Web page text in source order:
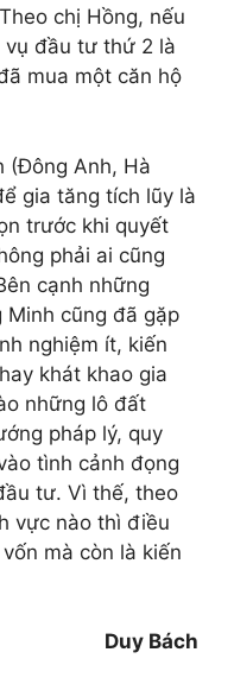
chị Hồng, nếu
vụ đầu tư thứ 2 là
mua một căn hộ
(Đông Anh, Hà
gia tăng tích lũy là
trước khi quyết
phải ai cũng
cạnh những
cũng đã gặp
nghiệm ít, kiến
khát khao gia
những lô đất
pháp lý, quy
tình cảnh đọng
tư. Vì thế, theo
vực nào thì điều
mà còn là kiến
Duy Bách